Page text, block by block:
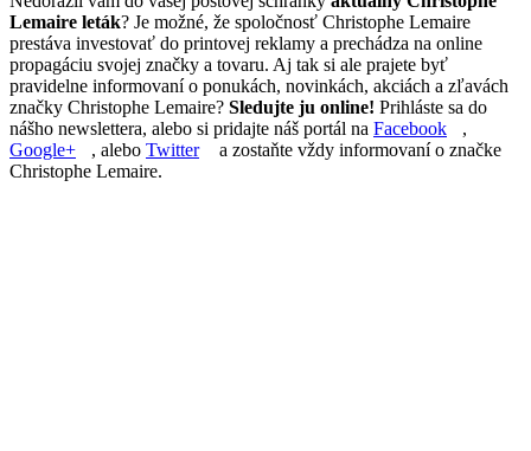
Lemaire leták? Je možné, že spoločnosť Christophe Lemaire
prestáva investovať do printovej reklamy a prechádza na online
propagáciu svojej značky a tovaru. Aj tak si ale prajete byť
pravidelne informovaní o ponukách, novinkách, akciách a zľavách
značky Christophe Lemaire? Sledujte ju online! Prihláste sa do
nášho newslettera, alebo si pridajte náš portál na Facebook
,
Google+
, alebo Twitter
a zostaňte vždy informovaní o značke
Christophe Lemaire.